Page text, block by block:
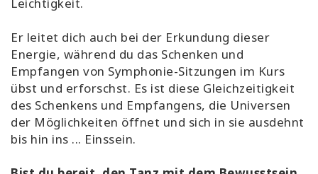
Leichtigkeit.
Er leitet dich auch bei der Erkundung dieser
Energie, während du das Schenken und
Empfangen von Symphonie-Sitzungen im Kurs
übst und erforschst. Es ist diese Gleichzeitigkeit
des Schenkens und Empfangens, die Universen
der Möglichkeiten öffnet und sich in sie ausdehnt
bis hin ins ... Einssein.